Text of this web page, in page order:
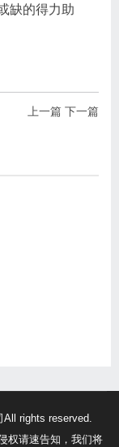
缺的得力助
上一篇 下一篇
rights reserved.
权请速告知，我们将